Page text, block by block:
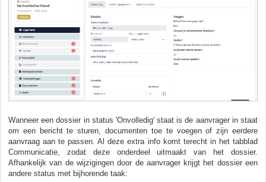
Wanneer een dossier in status 'Onvolledig' staat is de aanvrager in staat
om een bericht te sturen, documenten toe te voegen of zijn eerdere
aanvraag aan te passen. Al deze extra info komt terecht in het tabblad
Communicatie, zodat deze onderdeel uitmaakt van het dossier.
Afhankelijk van de wijzigingen door de aanvrager krijgt het dossier een
andere status met bijhorende taak: